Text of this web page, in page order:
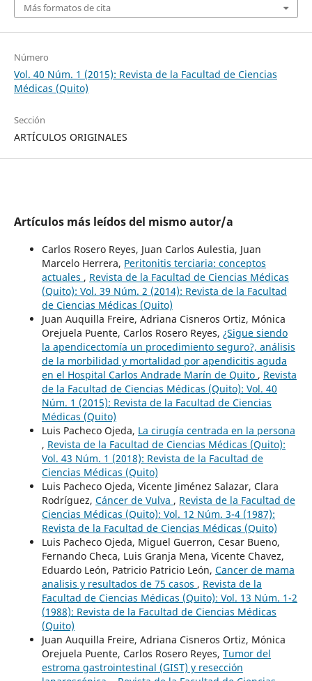
Más formatos de cita
Número
Vol. 40 Núm. 1 (2015): Revista de la Facultad de Ciencias
Médicas (Quito)
Sección
ARTÍCULOS ORIGINALES
Artículos más leídos del mismo autor/a
Carlos Rosero Reyes, Juan Carlos Aulestia, Juan
Marcelo Herrera, Peritonitis terciaria: conceptos
actuales , Revista de la Facultad de Ciencias Médicas
(Quito): Vol. 39 Núm. 2 (2014): Revista de la Facultad
de Ciencias Médicas (Quito)
Juan Auquilla Freire, Adriana Cisneros Ortiz, Mónica
Orejuela Puente, Carlos Rosero Reyes, ¿Sigue siendo
la apendicectomía un procedimiento seguro?, análisis
de la morbilidad y mortalidad por apendicitis aguda
en el Hospital Carlos Andrade Marín de Quito , Revista
de la Facultad de Ciencias Médicas (Quito): Vol. 40
Núm. 1 (2015): Revista de la Facultad de Ciencias
Médicas (Quito)
Luis Pacheco Ojeda, La cirugía centrada en la persona
, Revista de la Facultad de Ciencias Médicas (Quito):
Vol. 43 Núm. 1 (2018): Revista de la Facultad de
Ciencias Médicas (Quito)
Luis Pacheco Ojeda, Vicente Jiménez Salazar, Clara
Rodríguez, Cáncer de Vulva , Revista de la Facultad de
Ciencias Médicas (Quito): Vol. 12 Núm. 3-4 (1987):
Revista de la Facultad de Ciencias Médicas (Quito)
Luis Pacheco Ojeda, Miguel Guerron, Cesar Bueno,
Fernando Checa, Luis Granja Mena, Vicente Chavez,
Eduardo León, Patricio Patricio León, Cancer de mama
analisis y resultados de 75 casos , Revista de la
Facultad de Ciencias Médicas (Quito): Vol. 13 Núm. 1-2
(1988): Revista de la Facultad de Ciencias Médicas
(Quito)
Juan Auquilla Freire, Adriana Cisneros Ortiz, Mónica
Orejuela Puente, Carlos Rosero Reyes, Tumor del
estroma gastrointestinal (GIST) y resección